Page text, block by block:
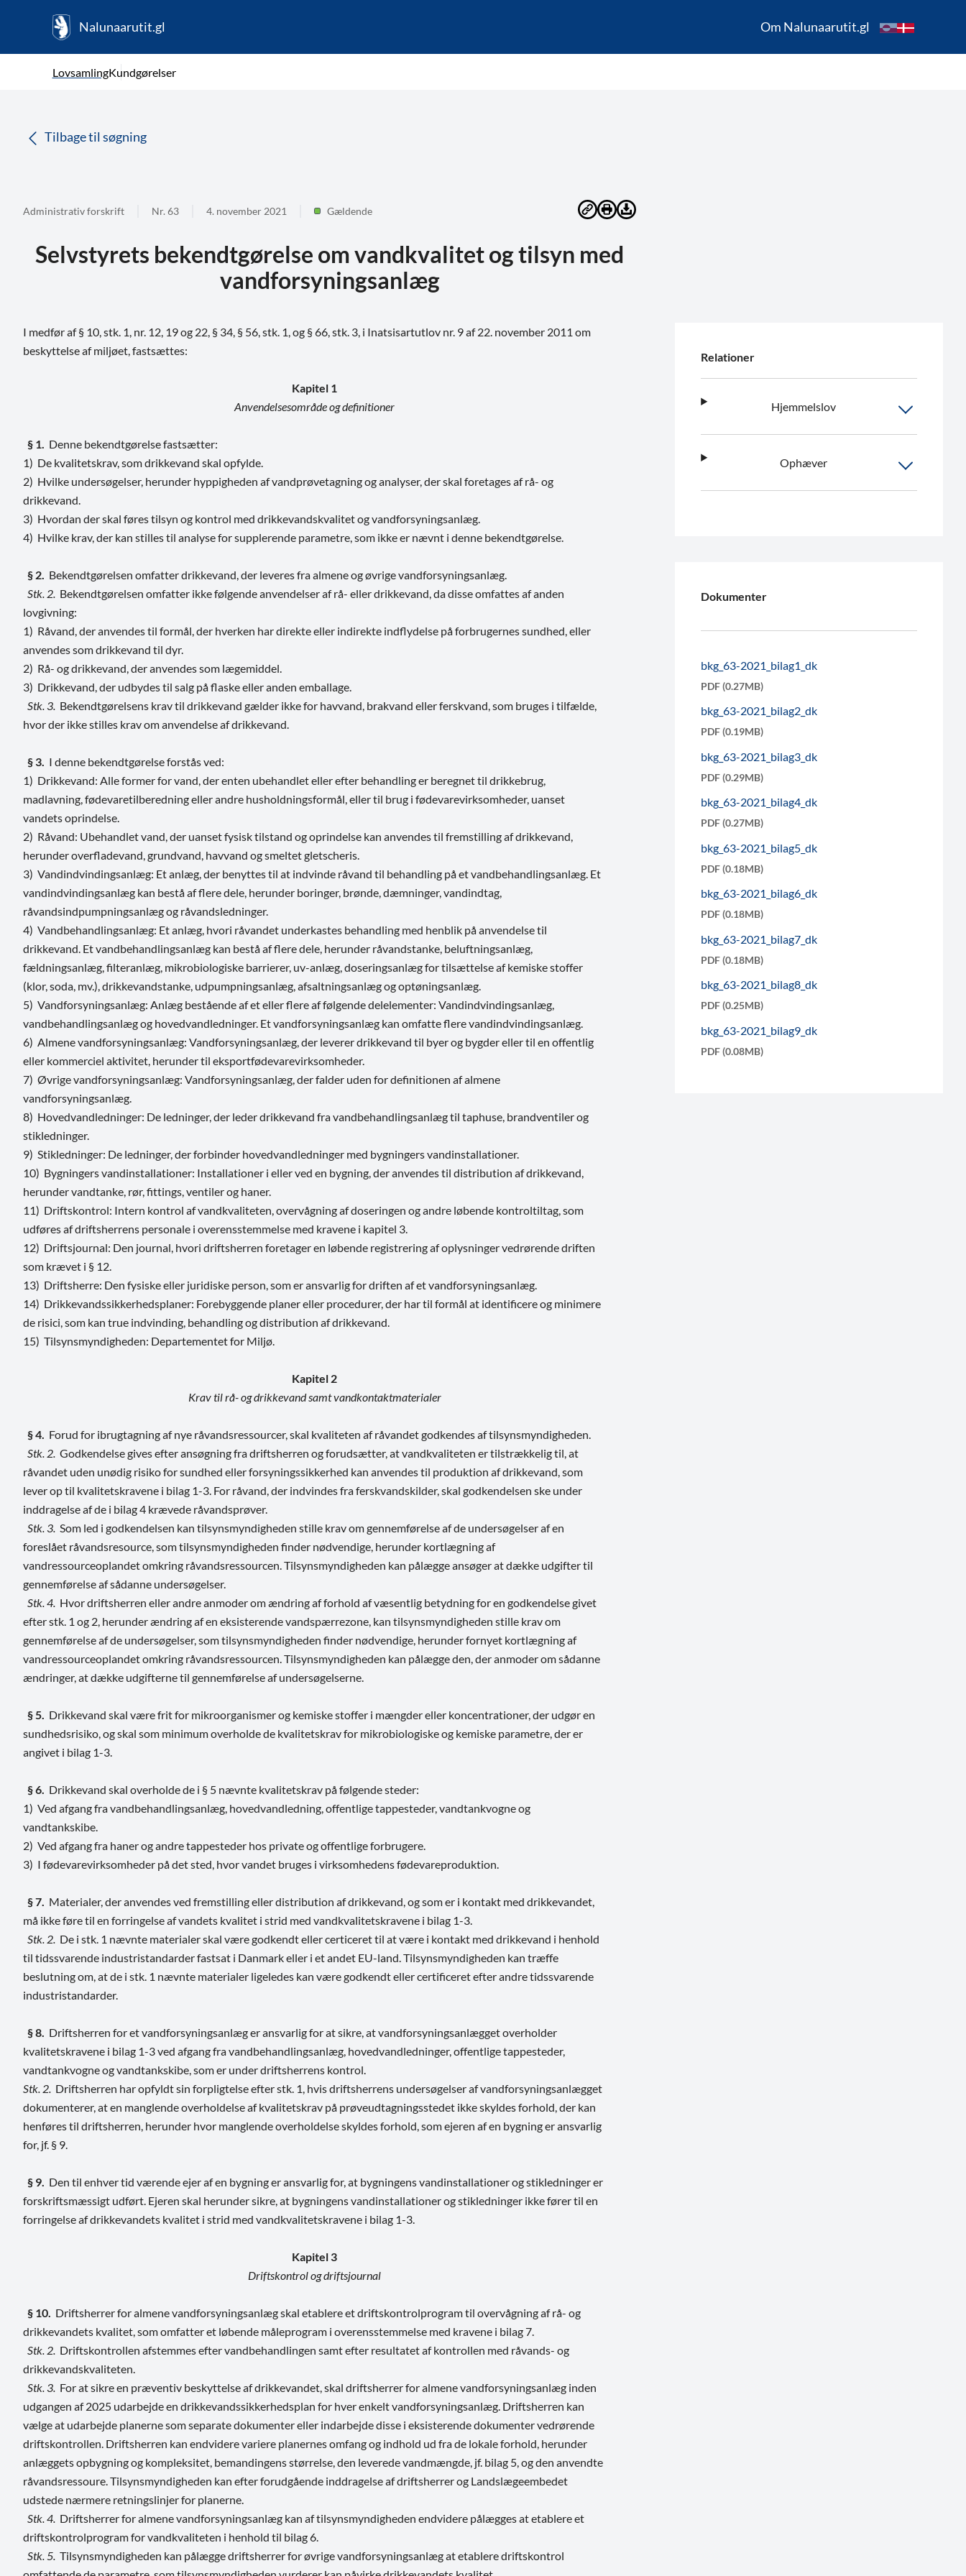
Nalunaarutit.gl Om Nalunaarutit.gl
LovsamlingKundgørelser
Tilbage til søgning
Administrativ forskrift Nr. 63 4. november 2021 Gældende
Selvstyrets bekendtgørelse om vandkvalitet og tilsyn med
vandforsyningsanlæg
I medfør af § 10, stk. 1, nr. 12, 19 og 22, § 34, § 56, stk. 1, og § 66, stk. 3, i Inatsisartutlov nr. 9 af 22. november 2011 om
beskyttelse af miljøet, fastsættes:
Kapitel 1
Anvendelsesområde og definitioner
§ 1.
Denne bekendtgørelse fastsætter:
1) De kvalitetskrav, som drikkevand skal opfylde.
2) Hvilke undersøgelser, herunder hyppigheden af vandprøvetagning og analyser, der skal foretages af rå- og
drikkevand.
3) Hvordan der skal føres tilsyn og kontrol med drikkevandskvalitet og vandforsyningsanlæg.
4) Hvilke krav, der kan stilles til analyse for supplerende parametre, som ikke er nævnt i denne bekendtgørelse.
§ 2. Bekendtgørelsen omfatter drikkevand, der leveres fra almene og øvrige vandforsyningsanlæg.
Stk. 2. Bekendtgørelsen omfatter ikke følgende anvendelser af rå- eller drikkevand, da disse omfattes af anden
lovgivning:
1) Råvand, der anvendes til formål, der hverken har direkte eller indirekte indflydelse på forbrugernes sundhed, eller
anvendes som drikkevand til dyr.
2) Rå- og drikkevand, der anvendes som lægemiddel.
3) Drikkevand, der udbydes til salg på flaske eller anden emballage.
Stk. 3. Bekendtgørelsens krav til drikkevand gælder ikke for havvand, brakvand eller ferskvand, som bruges i tilfælde,
hvor der ikke stilles krav om anvendelse af drikkevand.
§ 3. I denne bekendtgørelse forstås ved:
1) Drikkevand: Alle former for vand, der enten ubehandlet eller efter behandling er beregnet til drikkebrug,
madlavning, fødevaretilberedning eller andre husholdningsformål, eller til brug i fødevarevirksomheder, uanset
vandets oprindelse.
2) Råvand: Ubehandlet vand, der uanset fysisk tilstand og oprindelse kan anvendes til fremstilling af drikkevand,
herunder overfladevand, grundvand, havvand og smeltet gletscheris.
3) Vandindvindingsanlæg: Et anlæg, der benyttes til at indvinde råvand til behandling på et vandbehandlingsanlæg. Et
vandindvindingsanlæg kan bestå af flere dele, herunder boringer, brønde, dæmninger, vandindtag,
råvandsindpumpningsanlæg og råvandsledninger.
4) Vandbehandlingsanlæg: Et anlæg, hvori råvandet underkastes behandling med henblik på anvendelse til
drikkevand. Et vandbehandlingsanlæg kan bestå af flere dele, herunder råvandstanke, beluftningsanlæg,
fældningsanlæg, filteranlæg, mikrobiologiske barrierer, uv-anlæg, doseringsanlæg for tilsættelse af kemiske stoffer
(klor, soda, mv.), drikkevandstanke, udpumpningsanlæg, afsaltningsanlæg og optøningsanlæg.
5) Vandforsyningsanlæg: Anlæg bestående af et eller flere af følgende delelementer: Vandindvindingsanlæg,
vandbehandlingsanlæg og hovedvandledninger. Et vandforsyningsanlæg kan omfatte flere vandindvindingsanlæg.
6) Almene vandforsyningsanlæg: Vandforsyningsanlæg, der leverer drikkevand til byer og bygder eller til en offentlig
eller kommerciel aktivitet, herunder til eksportfødevarevirksomheder.
7) Øvrige vandforsyningsanlæg: Vandforsyningsanlæg, der falder uden for definitionen af almene
vandforsyningsanlæg.
8) Hovedvandledninger: De ledninger, der leder drikkevand fra vandbehandlingsanlæg til taphuse, brandventiler og
stikledninger.
9) Stikledninger: De ledninger, der forbinder hovedvandledninger med bygningers vandinstallationer.
10) Bygningers vandinstallationer: Installationer i eller ved en bygning, der anvendes til distribution af drikkevand,
herunder vandtanke, rør, fittings, ventiler og haner.
11) Driftskontrol: Intern kontrol af vandkvaliteten, overvågning af doseringen og andre løbende kontroltiltag, som
udføres af driftsherrens personale i overensstemmelse med kravene i kapitel 3.
12) Driftsjournal: Den journal, hvori driftsherren foretager en løbende registrering af oplysninger vedrørende driften
som krævet i § 12.
13) Driftsherre: Den fysiske eller juridiske person, som er ansvarlig for driften af et vandforsyningsanlæg.
14) Drikkevandssikkerhedsplaner: Forebyggende planer eller procedurer, der har til formål at identificere og minimere
de risici, som kan true indvinding, behandling og distribution af drikkevand.
15) Tilsynsmyndigheden: Departementet for Miljø.
Kapitel 2
Krav til rå- og drikkevand samt vandkontaktmaterialer
§ 4. Forud for ibrugtagning af nye råvandsressourcer, skal kvaliteten af råvandet godkendes af tilsynsmyndigheden.
Stk. 2. Godkendelse gives efter ansøgning fra driftsherren og forudsætter, at vandkvaliteten er tilstrækkelig til, at
råvandet uden unødig risiko for sundhed eller forsyningssikkerhed kan anvendes til produktion af drikkevand, som
lever op til kvalitetskravene i bilag 1-3. For råvand, der indvindes fra ferskvandskilder, skal godkendelsen ske under
inddragelse af de i bilag 4 krævede råvandsprøver.
Stk. 3. Som led i godkendelsen kan tilsynsmyndigheden stille krav om gennemførelse af de undersøgelser af en
foreslået råvandsresource, som tilsynsmyndigheden finder nødvendige, herunder kortlægning af
vandressourceoplandet omkring råvandsressourcen. Tilsynsmyndigheden kan pålægge ansøger at dække udgifter til
gennemførelse af sådanne undersøgelser.
Stk. 4. Hvor driftsherren eller andre anmoder om ændring af forhold af væsentlig betydning for en godkendelse givet
efter stk. 1 og 2, herunder ændring af en eksisterende vandspærrezone, kan tilsynsmyndigheden stille krav om
gennemførelse af de undersøgelser, som tilsynsmyndigheden finder nødvendige, herunder fornyet kortlægning af
vandressourceoplandet omkring råvandsressourcen. Tilsynsmyndigheden kan pålægge den, der anmoder om sådanne
ændringer, at dække udgifterne til gennemførelse af undersøgelserne.
§ 5. Drikkevand skal være frit for mikroorganismer og kemiske stoffer i mængder eller koncentrationer, der udgør en
sundhedsrisiko, og skal som minimum overholde de kvalitetskrav for mikrobiologiske og kemiske parametre, der er
angivet i bilag 1-3.
§ 6. Drikkevand skal overholde de i § 5 nævnte kvalitetskrav på følgende steder:
1) Ved afgang fra vandbehandlingsanlæg, hovedvandledning, offentlige tappesteder, vandtankvogne og
vandtankskibe.
2) Ved afgang fra haner og andre tappesteder hos private og offentlige forbrugere.
3) I fødevarevirksomheder på det sted, hvor vandet bruges i virksomhedens fødevareproduktion.
§ 7. Materialer, der anvendes ved fremstilling eller distribution af drikkevand, og som er i kontakt med drikkevandet,
må ikke føre til en forringelse af vandets kvalitet i strid med vandkvalitetskravene i bilag 1-3.
Stk. 2. De i stk. 1 nævnte materialer skal være godkendt eller certiceret til at være i kontakt med drikkevand i henhold
til tidssvarende industristandarder fastsat i Danmark eller i et andet EU-land. Tilsynsmyndigheden kan træffe
beslutning om, at de i stk. 1 nævnte materialer ligeledes kan være godkendt eller certificeret efter andre tidssvarende
industristandarder.
§ 8. Driftsherren for et vandforsyningsanlæg er ansvarlig for at sikre, at vandforsyningsanlægget overholder
kvalitetskravene i bilag 1-3 ved afgang fra vandbehandlingsanlæg, hovedvandledninger, offentlige tappesteder,
vandtankvogne og vandtankskibe, som er under driftsherrens kontrol.
Stk. 2. Driftsherren har opfyldt sin forpligtelse efter stk. 1, hvis driftsherrens undersøgelser af vandforsyningsanlægget
dokumenterer, at en manglende overholdelse af kvalitetskrav på prøveudtagningsstedet ikke skyldes forhold, der kan
henføres til driftsherren, herunder hvor manglende overholdelse skyldes forhold, som ejeren af en bygning er ansvarlig
for, jf. § 9.
§ 9. Den til enhver tid værende ejer af en bygning er ansvarlig for, at bygningens vandinstallationer og stikledninger er
forskriftsmæssigt udført. Ejeren skal herunder sikre, at bygningens vandinstallationer og stikledninger ikke fører til en
forringelse af drikkevandets kvalitet i strid med vandkvalitetskravene i bilag 1-3.
Kapitel 3
Driftskontrol og driftsjournal
§ 10. Driftsherrer for almene vandforsyningsanlæg skal etablere et driftskontrolprogram til overvågning af rå- og
drikkevandets kvalitet, som omfatter et løbende måleprogram i overensstemmelse med kravene i bilag 7.
Stk. 2. Driftskontrollen afstemmes efter vandbehandlingen samt efter resultatet af kontrollen med råvands- og
drikkevandskvaliteten.
Stk. 3. For at sikre en præventiv beskyttelse af drikkevandet, skal driftsherrer for almene vandforsyningsanlæg inden
udgangen af 2025 udarbejde en drikkevandssikkerhedsplan for hver enkelt vandforsyningsanlæg. Driftsherren kan
vælge at udarbejde planerne som separate dokumenter eller indarbejde disse i eksisterende dokumenter vedrørende
driftskontrollen. Driftsherren kan endvidere variere planernes omfang og indhold ud fra de lokale forhold, herunder
anlæggets opbygning og kompleksitet, bemandingens størrelse, den leverede vandmængde, jf. bilag 5, og den anvendte
råvandsressoure. Tilsynsmyndigheden kan efter forudgående inddragelse af driftsherrer og Landslægeembedet
udstede nærmere retningslinjer for planerne.
Stk. 4. Driftsherrer for almene vandforsyningsanlæg kan af tilsynsmyndigheden endvidere pålægges at etablere et
driftskontrolprogram for vandkvaliteten i henhold til bilag 6.
Stk. 5. Tilsynsmyndigheden kan pålægge driftsherrer for øvrige vandforsyningsanlæg at etablere driftskontrol
Relationer
Hjemmelslov
Ophæver
Dokumenter
bkg_63-2021_bilag1_dk
PDF (0.27MB)
bkg_63-2021_bilag2_dk
PDF (0.19MB)
bkg_63-2021_bilag3_dk
PDF (0.29MB)
bkg_63-2021_bilag4_dk
PDF (0.27MB)
bkg_63-2021_bilag5_dk
PDF (0.18MB)
bkg_63-2021_bilag6_dk
PDF (0.18MB)
bkg_63-2021_bilag7_dk
PDF (0.18MB)
bkg_63-2021_bilag8_dk
PDF (0.25MB)
bkg_63-2021_bilag9_dk
PDF (0.08MB)